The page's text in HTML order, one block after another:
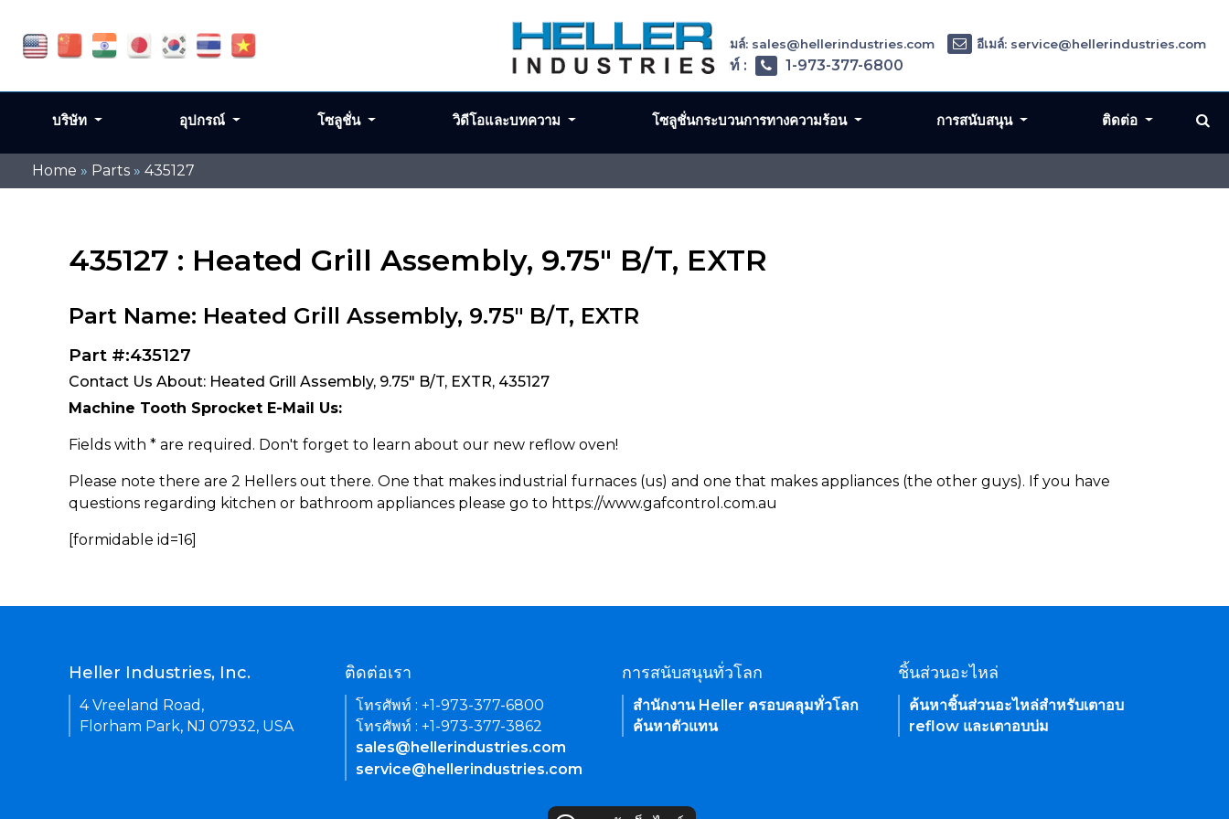
Home » Parts » 435127
435127 : Heated Grill Assembly, 9.75" B/T, EXTR
Part Name: Heated Grill Assembly, 9.75" B/T, EXTR
Part #:435127
Contact Us About: Heated Grill Assembly, 9.75" B/T, EXTR, 435127
Machine Tooth Sprocket E-Mail Us:
Fields with * are required. Don't forget to learn about our new reflow oven!
Please note there are 2 Hellers out there. One that makes industrial furnaces (us) and one that makes appliances (the other guys). If you have
questions regarding kitchen or bathroom appliances please go to https://www.gafcontrol.com.au
[formidable id=16]
อีเมล์: sales@hellerindustries.com อีเมล์: service@hellerindustries.com
โทรศัพท์ : 1-973-377-6800
บริษัท อุปกรณ์ โซลูชั่น วิดีโอและบทความ โซลูชั่นกระบวนการทางความร้อน การสนับสนุน ติดต่อ
Heller Industries, Inc.
4 Vreeland Road,
Florham Park, NJ 07932, USA
ติดต่อเรา
โทรศัพท์ : +1-973-377-6800
โทรศัพท์ : +1-973-377-3862
sales@hellerindustries.com
service@hellerindustries.com
การสนับสนุนทั่วโลก
สำนักงาน Heller ครอบคลุมทั่วโลก
ค้นหาตัวแทน
ชิ้นส่วนอะไหล่
ค้นหาชิ้นส่วนอะไหล่สำหรับเตาอบ
reflow และเตาอบบ่ม